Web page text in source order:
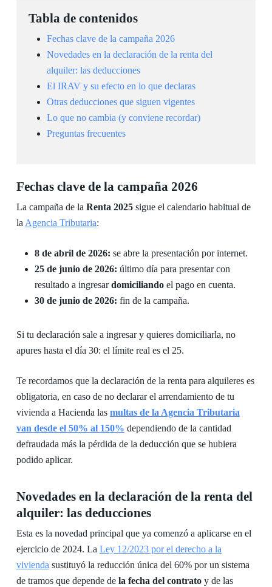
Tabla de contenidos
Fechas clave de la campaña 2026
Novedades en la declaración de la renta del
alquiler: las deducciones
El IRAV y su efecto en lo que declaras
Otras deducciones que siguen vigentes
Lo que no cambia (y conviene recordar)
Preguntas frecuentes
Fechas clave de la campaña 2026
La campaña de la Renta 2025sigue el calendario habitual de
la Agencia Tributaria:
8 de abril de 2026: se abre la presentación por internet.
25 de junio de 2026: último día para presentar con
resultado a ingresardomiciliandoel pago en cuenta.
30 de junio de 2026: fin de la campaña.
Si tu declaración sale a ingresar y quieres domiciliarla, no
apures hasta el día 30: el límite real es el 25.
Te recordamos que la declaración de la renta para alquileres es
obligatoria, en caso de no declarar el arrendamiento de tu
vivienda a Hacienda las multas de la Agencia Tributaria
van desde el 50% al 150% dependiendo de la cantidad
defraudada más la pérdida de la deducción que se hubiera
podido aplicar.
Novedades en la declaración de la renta del
alquiler: las deducciones
Esta es la novedad principal que ya comenzó a aplicarse en el
ejercicio de 2024. La Ley 12/2023 por el derecho a la
vivienda sustituyó la reducción única del 60% por un sistema
de tramos que depende de la fecha del contratoy de las